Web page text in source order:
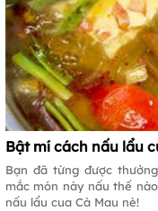
Bật mí cách nấu lẩu
Bạn đã từng được
mắc món này nấu thế
nấu lẩu cua Cà Mau nè!